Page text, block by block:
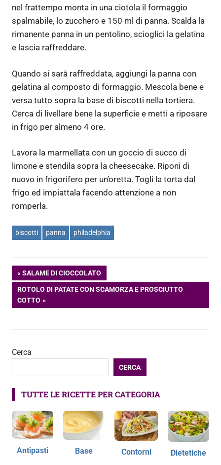
nel frattempo monta in una ciotola il formaggio
spalmabile, lo zucchero e 150 ml di panna. Scalda la
rimanente panna in un pentolino, scioglici la gelatina
e lascia raffreddare.
Quando si sarà raffreddata, aggiungi la panna con
gelatina al composto di formaggio. Mescola bene e
versa tutto sopra la base di biscotti nella tortiera.
Cerca di livellare bene la superficie e metti a riposare
in frigo per almeno 4 ore.
Lavora la marmellata con un goccio di succo di
limone e stendila sopra la cheesecake. Riponi di
nuovo in frigorifero per un’oretta. Togli la torta dal
frigo ed impiattala facendo attenzione a non
romperla.
biscotti panna philadelphia
Navigazione
articoli
ARTICOLO
PRECEDENTE:
SALAME DI CIOCCOLATO
ARTICOLO
SUCCESSIVO:
ROTOLO DI PATATE CON SCAMORZA E PROSCIUTTO
COTTO
Cerca
CERCA
TUTTE LE RICETTE PER CATEGORIA
Antipasti Base Contorni Dietetiche